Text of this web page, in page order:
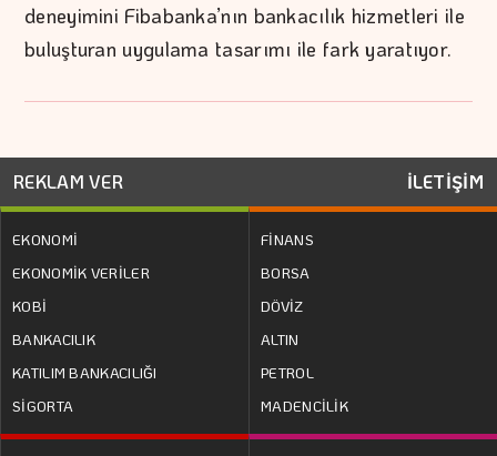
deneyimini Fibabanka’nın bankacılık hizmetleri ile
buluşturan uygulama tasarımı ile fark yaratıyor.
REKLAM VER İLETİŞİM
EKONOMİ
EKONOMİK VERİLER
KOBİ
BANKACILIK
KATILIM BANKACILIĞI
SİGORTA
FİNANS
BORSA
DÖVİZ
ALTIN
PETROL
MADENCİLİK